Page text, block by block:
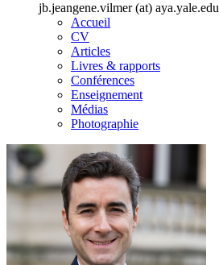
jb.jeangene.vilmer (at) aya.yale.edu
Accueil
CV
Articles
Livres & rapports
Conférences
Enseignement
Médias
Photographie